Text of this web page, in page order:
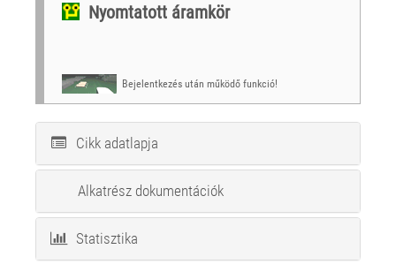
Nyomtatott áramkör
Bejelentkezés után működő funkció!
Cikk adatlapja
Alkatrész dokumentációk
Statisztika